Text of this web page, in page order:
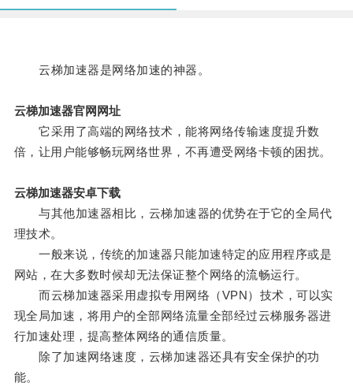
云梯加速器是网络加速的神器。
云梯加速器官网网址
它采用了高端的网络技术，能将网络传输速度提升数
倍，让用户能够畅玩网络世界，不再遭受网络卡顿的困扰。
云梯加速器安卓下载
与其他加速器相比，云梯加速器的优势在于它的全局代
理技术。
一般来说，传统的加速器只能加速特定的应用程序或是
网站，在大多数时候却无法保证整个网络的流畅运行。
而云梯加速器采用虚拟专用网络（VPN）技术，可以实
现全局加速，将用户的全部网络流量全部经过云梯服务器进
行加速处理，提高整体网络的通信质量。
除了加速网络速度，云梯加速器还具有安全保护的功
能。